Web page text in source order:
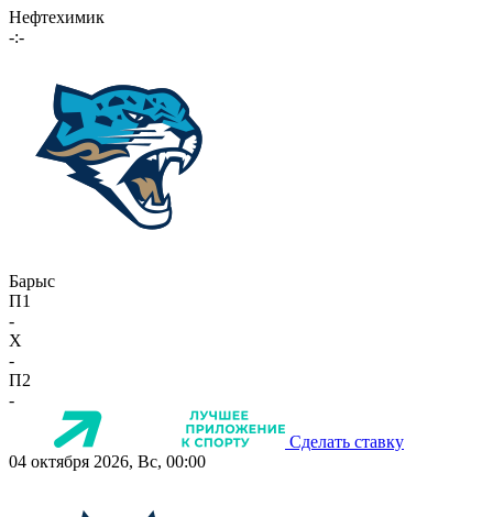
Нефтехимик
-:-
Барыс
П1
-
X
-
П2
-
Сделать ставку
04 октября 2026, Вс, 00:00